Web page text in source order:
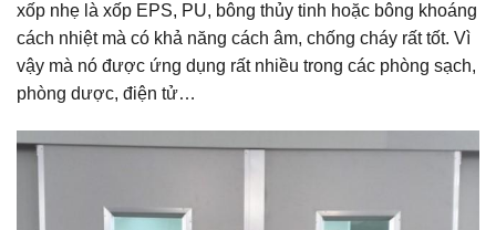
xốp nhẹ là xốp EPS, PU, bông thủy tinh hoặc bông khoáng
cách nhiệt mà có khả năng cách âm, chống cháy rất tốt. Vì
vậy mà nó được ứng dụng rất nhiều trong các phòng sạch,
phòng dược, điện tử…